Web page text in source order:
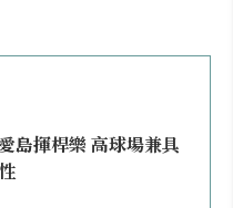
島揮桿樂 高球場兼具